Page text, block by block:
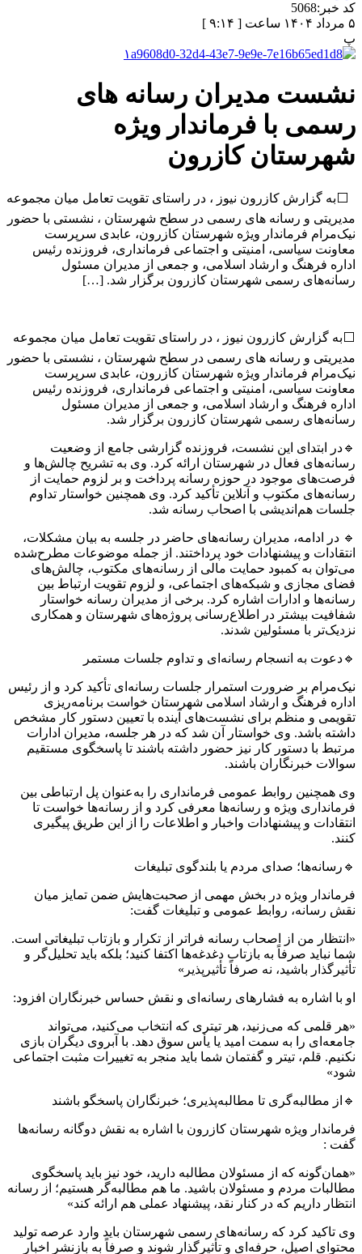
کد خبر:5068
۵ مرداد ۱۴۰۴ ساعت [ ۹:۱۴ ]
پ
نشست مدیران رسانه های
رسمی با فرماندار ویژه
شهرستان کازرون
⬜به گزارش کازرون نیوز ، در راستای تقویت تعامل میان مجموعه
مدیریتی و رسانه های رسمی در سطح شهرستان ، نشستی با حضور
نیک‌مرام فرماندار ویژه شهرستان کازرون، عابدی سرپرست
معاونت سیاسی، امنیتی و اجتماعی فرمانداری، فروزنده رئیس
اداره فرهنگ و ارشاد اسلامی، و جمعی از مدیران مسئول
رسانه‌های رسمی شهرستان کازرون برگزار شد. […]
⬜به گزارش کازرون نیوز ، در راستای تقویت تعامل میان مجموعه
مدیریتی و رسانه های رسمی در سطح شهرستان ، نشستی با حضور
نیک‌مرام فرماندار ویژه شهرستان کازرون، عابدی سرپرست
معاونت سیاسی، امنیتی و اجتماعی فرمانداری، فروزنده رئیس
اداره فرهنگ و ارشاد اسلامی، و جمعی از مدیران مسئول
رسانه‌های رسمی شهرستان کازرون برگزار شد.
🔹در ابتدای این نشست، فروزنده گزارشی جامع از وضعیت
رسانه‌های فعال در شهرستان ارائه کرد. وی به تشریح چالش‌ها و
فرصت‌های موجود در حوزه رسانه پرداخت و بر لزوم حمایت از
رسانه‌های مکتوب و آنلاین تأکید کرد. وی همچنین خواستار تداوم
جلسات هم‌اندیشی با اصحاب رسانه شد.
🔹 در ادامه، مدیران رسانه‌های حاضر در جلسه به بیان مشکلات،
انتقادات و پیشنهادات خود پرداختند. از جمله موضوعات مطرح‌شده
می‌توان به کمبود حمایت مالی از رسانه‌های مکتوب، چالش‌های
فضای مجازی و شبکه‌های اجتماعی، و لزوم تقویت ارتباط بین
رسانه‌ها و ادارات اشاره کرد. برخی از مدیران رسانه خواستار
شفافیت بیشتر در اطلاع‌رسانی پروژه‌های شهرستان و همکاری
نزدیک‌تر با مسئولین شدند.
🔹دعوت به انسجام رسانه‌ای و تداوم جلسات مستمر
نیک‌مرام بر ضرورت استمرار جلسات رسانه‌ای تأکید کرد و از رئیس
اداره فرهنگ و ارشاد اسلامی شهرستان خواست برنامه‌ریزی
تقویمی و منظم برای نشست‌های آینده با تعیین دستور کار مشخص
داشته باشد. وی خواستار آن شد که در هر جلسه، مدیران ادارات
مرتبط با دستور کار نیز حضور داشته باشند تا پاسخگوی مستقیم
سوالات خبرنگاران باشند.
وی همچنین روابط عمومی فرمانداری را به‌عنوان پل ارتباطی بین
فرمانداری ویژه و رسانه‌ها معرفی کرد و از رسانه‌ها خواست تا
انتقادات و پیشنهادات واخبار و اطلاعات را از این طریق پیگیری
کنند.
🔹رسانه‌ها؛ صدای مردم یا بلندگوی تبلیغات
فرماندار ویژه در بخش مهمی از صحبت‌هایش ضمن تمایز میان
نقش رسانه، روابط عمومی و تبلیغات گفت:
«انتظار من از اصحاب رسانه فراتر از تکرار و بازتاب تبلیغاتی است.
شما نباید صرفاً به بازتاب دغدغه‌ها اکتفا کنید؛ بلکه باید تحلیل‌گر و
تأثیرگذار باشید، نه صرفاً تأثیرپذیر»
او با اشاره به فشارهای رسانه‌ای و نقش حساس خبرنگاران افزود:
«هر قلمی که می‌زنید، هر تیتری که انتخاب می‌کنید، می‌تواند
جامعه‌ای را به سمت امید یا یأس سوق دهد. با آبروی دیگران بازی
نکنیم. قلم، تیتر و گفتمان شما باید منجر به تغییرات مثبت اجتماعی
شود»
🔹از مطالبه‌گری تا مطالبه‌پذیری؛ خبرنگاران پاسخگو باشند
فرماندار ویژه شهرستان کازرون با اشاره به نقش دوگانه رسانه‌ها
گفت :
«همان‌گونه که از مسئولان مطالبه دارید، خود نیز باید پاسخگوی
مطالبات مردم و مسئولان باشید. ما هم مطالبه‌گر هستیم؛ از رسانه
انتظار داریم که در کنار نقد، پیشنهاد عملی هم ارائه کند»
وی تاکید کرد که رسانه‌های رسمی شهرستان باید وارد عرصه تولید
محتوای اصیل، حرفه‌ای و تأثیرگذار شوند و صرفاً به بازنشر اخبار